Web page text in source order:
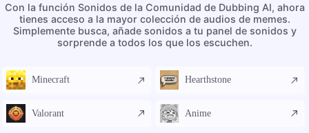
Con la función Sonidos de la Comunidad de Dubbing AI, ahora
tienes acceso a la mayor colección de audios de memes.
Simplemente busca, añade sonidos a tu panel de sonidos y
sorprende a todos los que los escuchen.
Minecraft Hearthstone
Valorant Anime